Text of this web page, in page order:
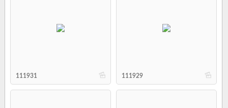
b
111931 b
111929